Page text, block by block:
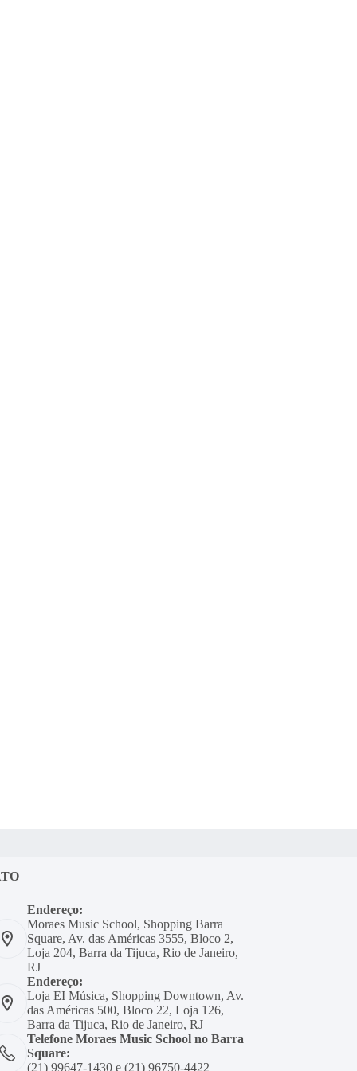
Endereço:
Moraes Music School, Shopping Barra
Square, Av. das Américas 3555, Bloco 2,
Loja 204, Barra da Tijuca, Rio de Janeiro,
RJ
Endereço:
Loja EI Música, Shopping Downtown, Av.
das Américas 500, Bloco 22, Loja 126,
Barra da Tijuca, Rio de Janeiro, RJ
Telefone Moraes Music School no Barra
Square:
(21) 99647-1430 e (21) 96750-4422